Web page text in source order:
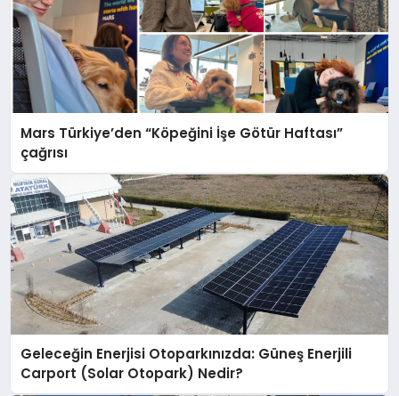
Mars Türkiye’den “Köpeğini İşe Götür Haftası”
çağrısı
Geleceğin Enerjisi Otoparkınızda: Güneş Enerjili
Carport (Solar Otopark) Nedir?